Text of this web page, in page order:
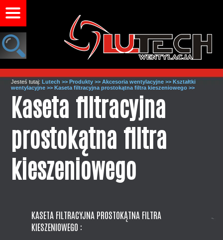
Jesteś tutaj:Lutech >> Produkty >> Akcesoria wentylacyjne >> Kształtki
wentylacyjne >> Kaseta filtracyjna prostokątna filtra kieszeniowego >>
Kaseta filtracyjna
prostokątna filtra
kieszeniowego
KASETA FILTRACYJNA PROSTOKĄTNA FILTRA
KIESZENIOWEGO :